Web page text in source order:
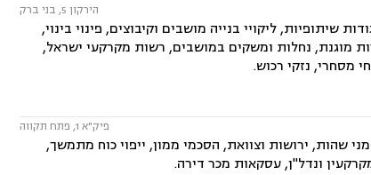
הירקון 5, בני ברק
שיתופיות, ליקויי בנייה מושבים וקיבוצים, פינוי בינוי,
מוגנת, נחלות ומשקים במושבים, רשות מקרקעי ישראל,
מסחרי, נזקי רכוש.
פיק"א 1, פתח תקווה
שהות, ירושות וצוואת, הסכמי ממון, ייפוי כוח מתמשך,
ונדל"ן, עסקאות מכר דירה.